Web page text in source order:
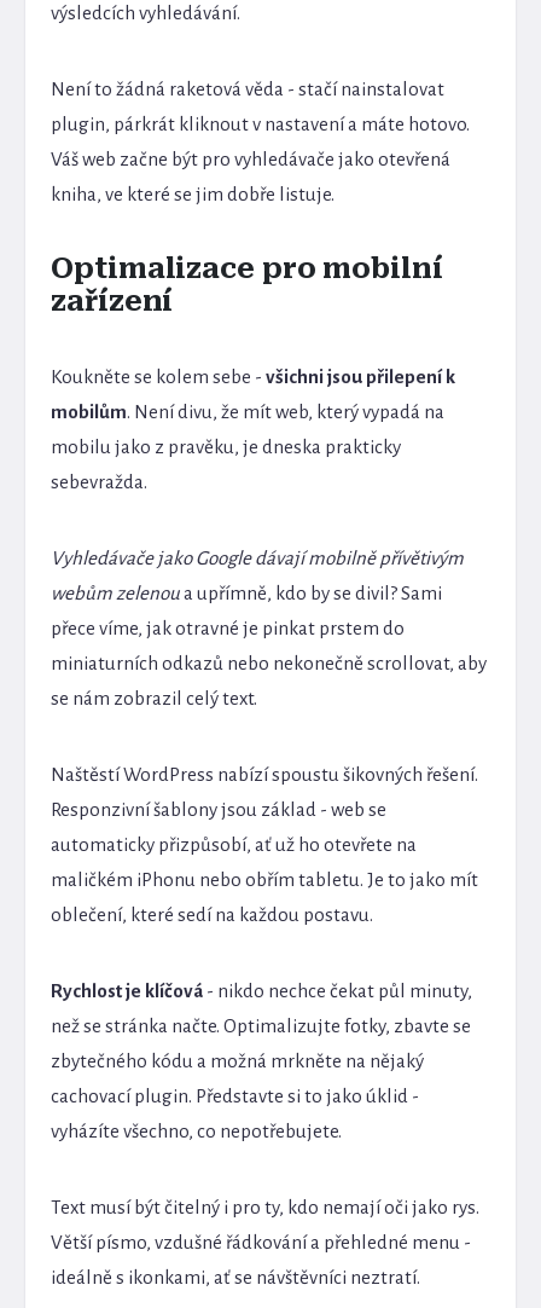
výsledcích vyhledávání.
Není to žádná raketová věda - stačí nainstalovat
plugin, párkrát kliknout v nastavení a máte hotovo.
Váš web začne být pro vyhledávače jako otevřená
kniha, ve které se jim dobře listuje.
Optimalizace pro mobilní
zařízení
Koukněte se kolem sebe -všichni jsou přilepení k
mobilům. Není divu, že mít web, který vypadá na
mobilu jako z pravěku, je dneska prakticky
sebevražda.
Vyhledávače jako Google dávají mobilně přívětivým
webům zelenoua upřímně, kdo by se divil? Sami
přece víme, jak otravné je pinkat prstem do
miniaturních odkazů nebo nekonečně scrollovat, aby
se nám zobrazil celý text.
Naštěstí WordPress nabízí spoustu šikovných řešení.
Responzivní šablony jsou základ - web se
automaticky přizpůsobí, ať už ho otevřete na
maličkém iPhonu nebo obřím tabletu. Je to jako mít
oblečení, které sedí na každou postavu.
Rychlost je klíčová - nikdo nechce čekat půl minuty,
než se stránka načte. Optimalizujte fotky, zbavte se
zbytečného kódu a možná mrkněte na nějaký
cachovací plugin. Představte si to jako úklid -
vyházíte všechno, co nepotřebujete.
Text musí být čitelný i pro ty, kdo nemají oči jako rys.
Větší písmo, vzdušné řádkování a přehledné menu -
ideálně s ikonkami, ať se návštěvníci neztratí.